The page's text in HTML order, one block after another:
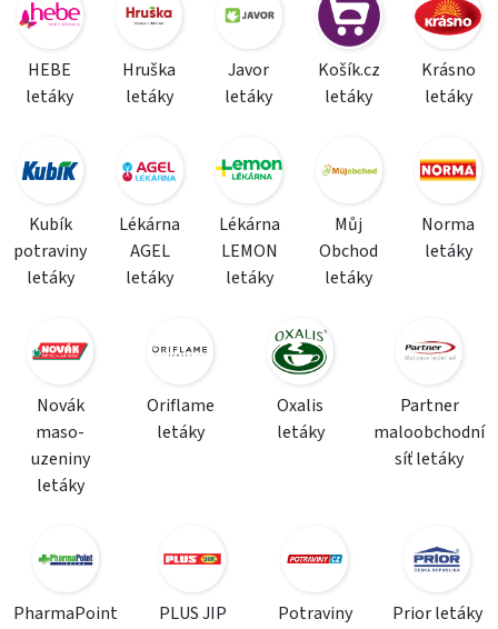
HEBE
letáky
Hruška
letáky
Javor
letáky
Košík.cz
letáky
Krásno
letáky
Kubík
potraviny
letáky
Lékárna
AGEL
letáky
Lékárna
LEMON
letáky
Můj
Obchod
letáky
Norma
letáky
Novák
maso-
uzeniny
letáky
Oriflame
letáky
Oxalis
letáky
Partner
maloobchodní
síť letáky
PharmaPoint
PLUS JIP
Potraviny
Prior letáky